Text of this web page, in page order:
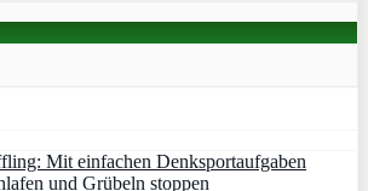
Mit einfachen Denksportaufgaben
und Grübeln stoppen